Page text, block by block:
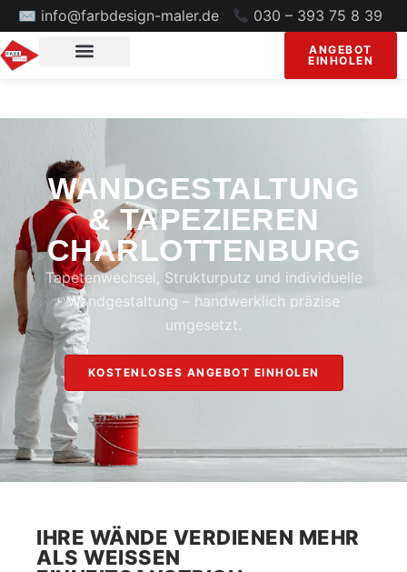
✉ info@farbdesign-maler.de 030 – 393 75 8 39
ANGEBOT
EINHOLEN
WANDGESTALTUNG
& TAPEZIEREN
CHARLOTTENBURG
Tapetenwechsel, Strukturputz und individuelle
Wandgestaltung – handwerklich präzise
umgesetzt.
KOSTENLOSES ANGEBOT EINHOLEN
IHRE WÄNDE VERDIENEN MEHR
ALS WEISSEN E